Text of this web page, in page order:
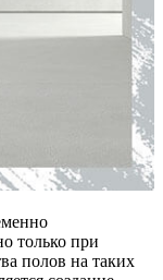
только при
полов на таких